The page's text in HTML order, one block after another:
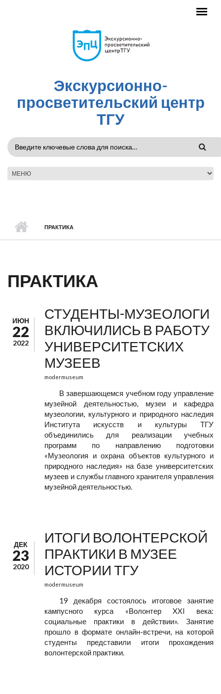
Экскурсионно-
просветительский центр
ТГУ
ФОРМА
ПОИСКА
ПРАКТИКА
ПРАКТИКА
ИЮН
22
2022
СТУДЕНТЫ-МУЗЕОЛОГИ
ВКЛЮЧИЛИСЬ В РАБОТУ
УНИВЕРСИТЕТСКИХ
МУЗЕЕВ
modermuseum
В завершающемся учебном году управление
музейной деятельностью, музеи и кафедра
музеологии, культурного и природного наследия
Института искусств и культуры ТГУ
объединились для реализации учебных
программ по направлению подготовки
«Музеология и охрана объектов культурного и
природного наследия» на базе университетских
музеев и службы главного хранителя управления
музейной деятельностью.
ДЕК
23
2020
ИТОГИ ВОЛОНТЕРСКОЙ
ПРАКТИКИ В МУЗЕЕ
ИСТОРИИ ТГУ
modermuseum
19 декабря состоялось итоговое занятие
кампусного курса «Волонтер XXI века:
социальные практики в действии». Занятие
прошло в формате онлайн-встречи, на которой
студенты представили итоги прохождения
волонтерской практики.